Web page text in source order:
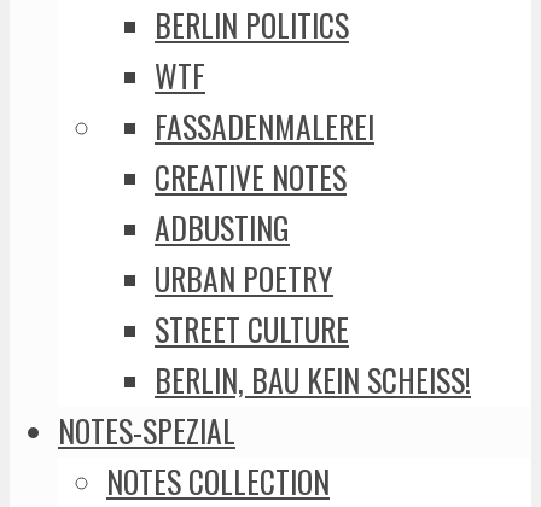
BERLIN POLITICS
WTF
FASSADENMALEREI
CREATIVE NOTES
ADBUSTING
URBAN POETRY
STREET CULTURE
BERLIN, BAU KEIN SCHEISS!
NOTES-SPEZIAL
NOTES COLLECTION